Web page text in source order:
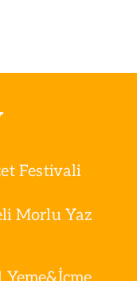
Festivali
Morlu Yaz